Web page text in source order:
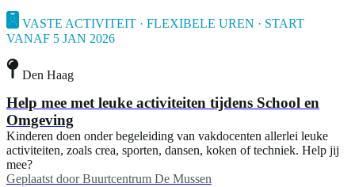
VASTE ACTIVITEIT · FLEXIBELE UREN · START
VANAF 5 JAN 2026
Den Haag
Help mee met leuke activiteiten tijdens School en
Omgeving
Kinderen doen onder begeleiding van vakdocenten allerlei leuke
activiteiten, zoals crea, sporten, dansen, koken of techniek. Help jij
mee?
Geplaatst door Buurtcentrum De Mussen